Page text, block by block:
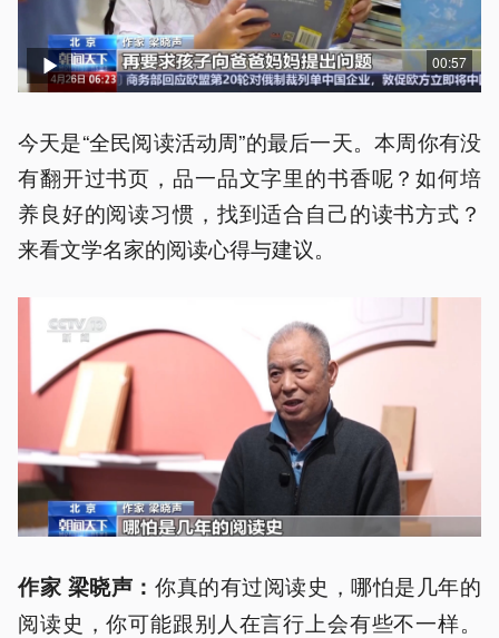
00:57
今天是“全民阅读活动周”的最后一天。本周你有没
有翻开过书页，品一品文字里的书香呢？如何培
养良好的阅读习惯，找到适合自己的读书方式？
来看文学名家的阅读心得与建议。
作家 梁晓声： 你真的有过阅读史，哪怕是几年的
阅读史，你可能跟别人在言行上会有些不一样。